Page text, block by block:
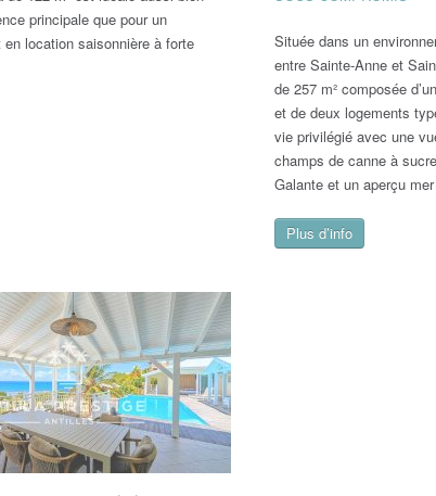
principale que pour un
location saisonnière à forte
Située dans un
entre Sainte-Anne et
de 257 m² composée
et de deux logements
vie privilégié avec une
champs de canne à
Galante et un aperçu
Plus d’info